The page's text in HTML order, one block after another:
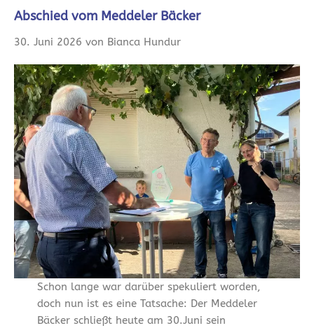
Abschied vom Meddeler Bäcker
30. Juni 2026 von Bianca Hundur
Schon lange war darüber spekuliert worden,
doch nun ist es eine Tatsache: Der Meddeler
Bäcker schließt heute am 30.Juni sein